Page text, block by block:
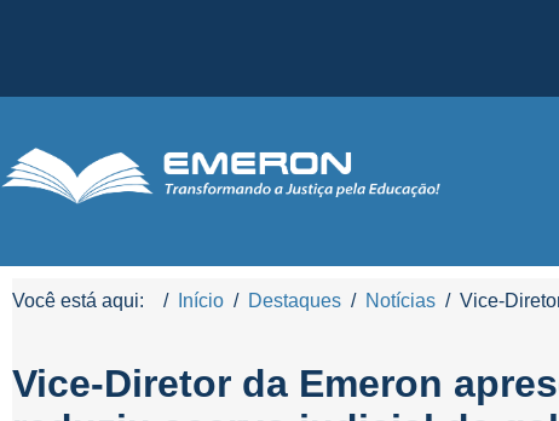
Você está aqui: Início Destaques Notícias Vice-
Vice-Diretor da Emeron